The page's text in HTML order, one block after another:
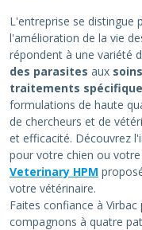
L'entreprise se distingue
l'amélioration de la vie
répondent à une variété
des parasites aux
traitements
formulations de haute
de chercheurs et de
et efficacité. Découvrez
pour votre chien ou votre
Veterinary HPM
votre vétérinaire.
Faites confiance à
compagnons à quatre